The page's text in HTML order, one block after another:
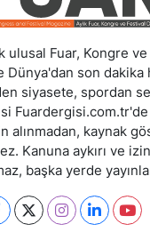
ulusal Fuar, Kongre
Dünya'dan son dakika
siyasete, spordan
alınmadan, kaynak
Kanuna aykırı ve
başka yerde